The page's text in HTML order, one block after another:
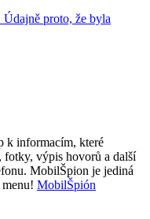
proto, že byla
k informacím, které
fotky, výpis hovorů a další
MobilŠpion je jediná
MobilŠpión